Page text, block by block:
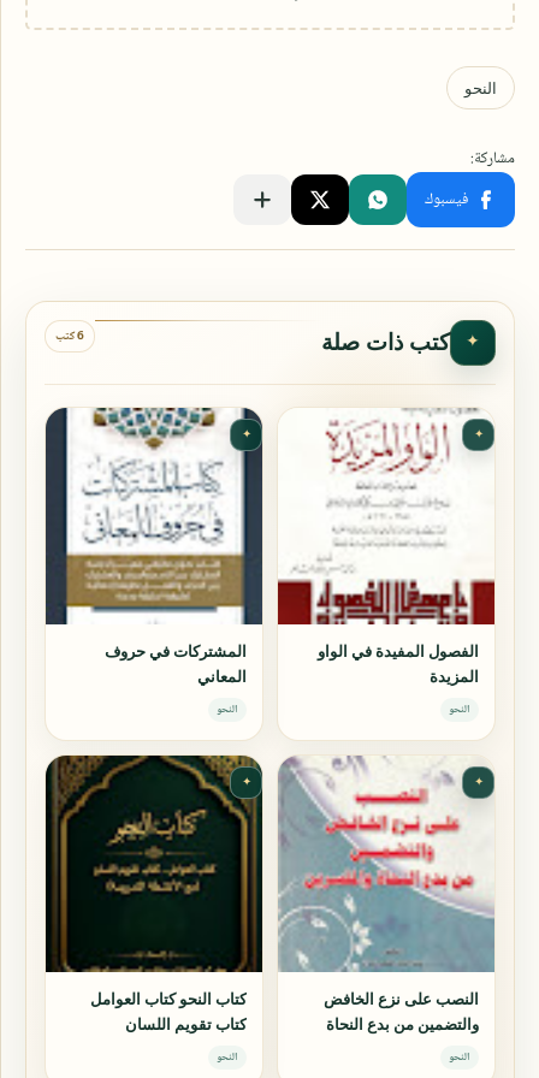
✦ كتب ذات صلة 6 كتب
✦
الفصول المفيدة في الواو
المزيدة
النحو
✦
المشتركات في حروف
المعاني
النحو
✦
النصب على نزع الخافض
والتضمين من بدع النحاة
والمفسرين
النحو
✦
كتاب النحو كتاب العوامل
كتاب تقويم اللسان
النحو